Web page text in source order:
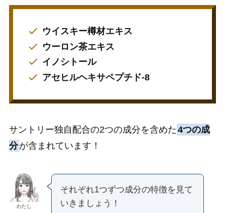
ウイスキー樽材エキス
ウーロン茶エキス
イノシトール
アセヒルヘキサペプチド-8
サントリー独自配合の2つの成分を含めた 4つの成
分が含まれています！
わたし
それぞれ1つずつ成分の特徴を見て
いきましょう！